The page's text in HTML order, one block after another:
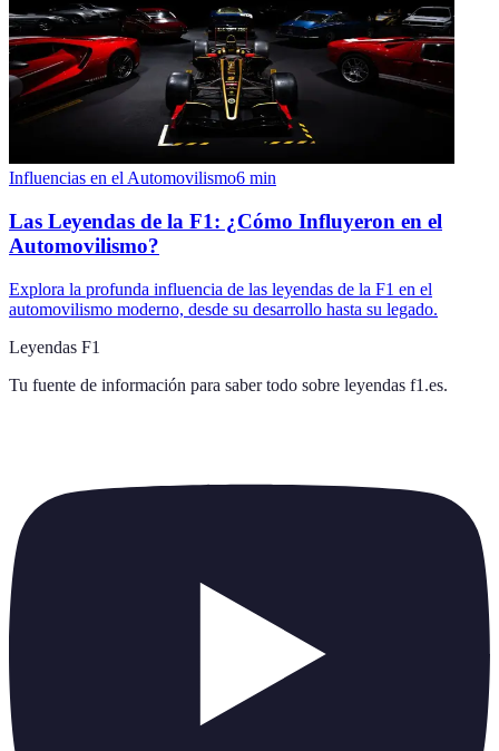
Influencias en el Automovilismo6 min
Las Leyendas de la F1: ¿Cómo Influyeron en el
Automovilismo?
Explora la profunda influencia de las leyendas de la F1 en el
automovilismo moderno, desde su desarrollo hasta su legado.
Leyendas F1
Tu fuente de información para saber todo sobre leyendas f1.es.